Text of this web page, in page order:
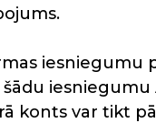
iesniegumu
konts var tikt